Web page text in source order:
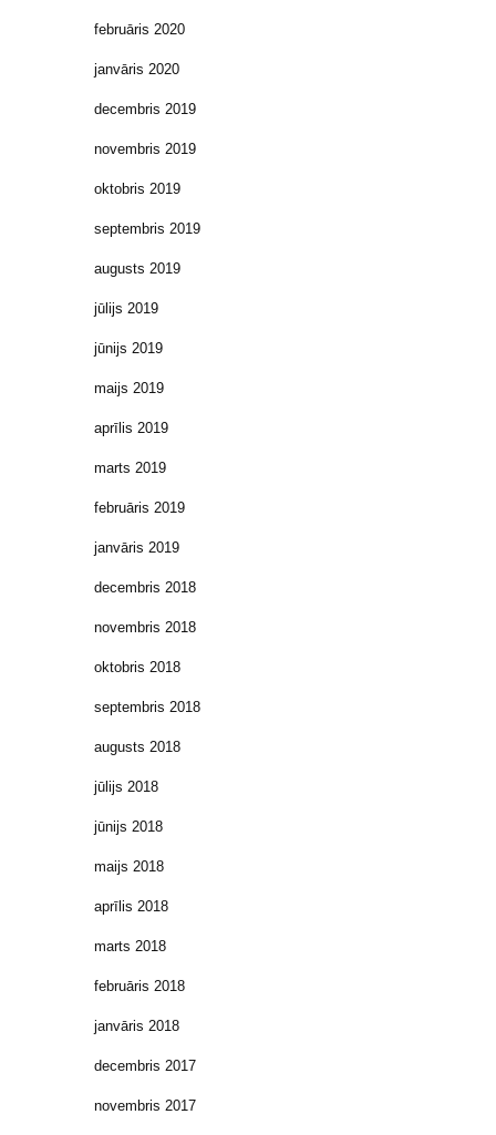
februāris 2020
janvāris 2020
decembris 2019
novembris 2019
oktobris 2019
septembris 2019
augusts 2019
jūlijs 2019
jūnijs 2019
maijs 2019
aprīlis 2019
marts 2019
februāris 2019
janvāris 2019
decembris 2018
novembris 2018
oktobris 2018
septembris 2018
augusts 2018
jūlijs 2018
jūnijs 2018
maijs 2018
aprīlis 2018
marts 2018
februāris 2018
janvāris 2018
decembris 2017
novembris 2017